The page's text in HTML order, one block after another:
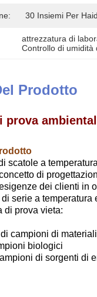
30 Insiemi Per
attrezzatura di
Controllo di
Prodotto
prova
scatole a
di
dei clienti in
serie a temperatura
di prova vieta:
campioni di
biologici
di sorgenti di